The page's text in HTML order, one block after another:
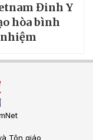
Đinh Y
hòa bình
Tôn giáo